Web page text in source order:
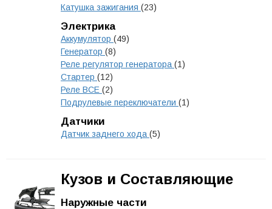
Катушка зажигания (23)
Электрика
Аккумулятор (49)
Генератор (8)
Реле регулятор генератора (1)
Стартер (12)
Реле ВСЕ (2)
Подрулевые переключатели (1)
Датчики
Датчик заднего хода (5)
Кузов и Составляющие
Наружные части